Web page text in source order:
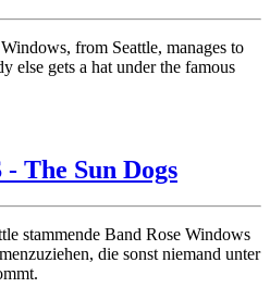
from Seattle, manages to
else gets a hat under the famous
The Sun Dogs
stammende Band Rose Windows
die sonst niemand unter